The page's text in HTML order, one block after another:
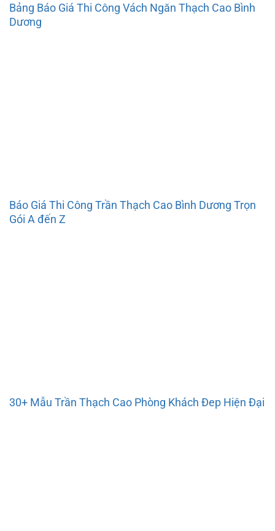
Bảng Báo Giá Thi Công Vách Ngăn Thạch Cao Bình
Dương
Báo Giá Thi Công Trần Thạch Cao Bình Dương Trọn
Gói A đến Z
30+ Mẫu Trần Thạch Cao Phòng Khách Đep Hiện Đại